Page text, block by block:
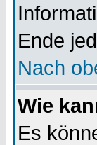
Ende
Nach
Wie
Es